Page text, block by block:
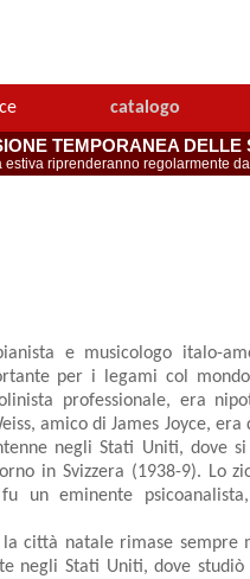
catalogo
TEMPORANEA DELLE
riprenderanno regolarmente
pianista e musicologo italo-
per i legami col
professionale, era
amico di James Joyce,
negli Stati Uniti, dove
in Svizzera (1938-9). Lo
un eminente
città natale rimase sempre
negli Stati Uniti, dove